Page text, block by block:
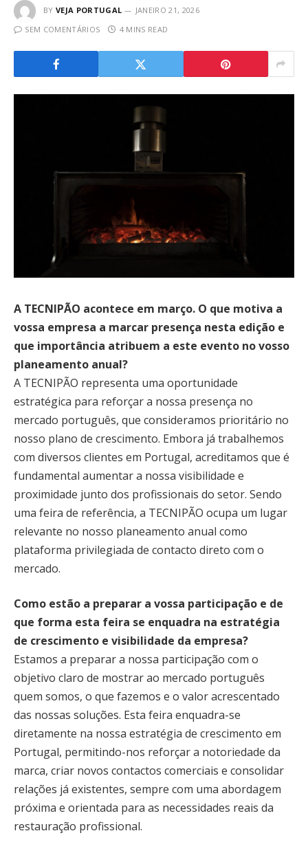
BY VEJA PORTUGAL
JANEIRO 21, 2026
SEM COMENTÁRIOS
4 MINS READ
A TECNIPÃO acontece em março. O que motiva a
vossa empresa a marcar presença nesta edição e
que importância atribuem a este evento no vosso
planeamento anual?
A TECNIPÃO representa uma oportunidade
estratégica para reforçar a nossa presença no
mercado português, que consideramos prioritário no
nosso plano de crescimento. Embora já trabalhemos
com diversos clientes em Portugal, acreditamos que é
fundamental aumentar a nossa visibilidade e
proximidade junto dos profissionais do setor. Sendo
uma feira de referência, a TECNIPÃO ocupa um lugar
relevante no nosso planeamento anual como
plataforma privilegiada de contacto direto com o
mercado.
Como estão a preparar a vossa participação e de
que forma esta feira se enquadra na estratégia
de crescimento e visibilidade da empresa?
Estamos a preparar a nossa participação com o
objetivo claro de mostrar ao mercado português
quem somos, o que fazemos e o valor acrescentado
das nossas soluções. Esta feira enquadra-se
diretamente na nossa estratégia de crescimento em
Portugal, permitindo-nos reforçar a notoriedade da
marca, criar novos contactos comerciais e consolidar
relações já existentes, sempre com uma abordagem
próxima e orientada para as necessidades reais da
restauração profissional.